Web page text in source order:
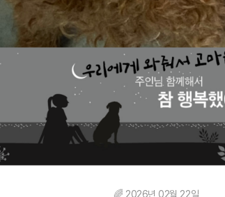
🌈 2026년 02월 22일